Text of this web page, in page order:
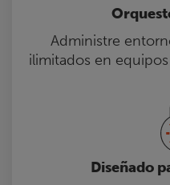
Administre
ilimitados en
Diseñado